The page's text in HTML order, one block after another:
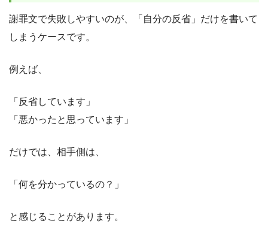
謝罪文で失敗しやすいのが、「自分の反省」だけを書いて
しまうケースです。
例えば、
「反省しています」
「悪かったと思っています」
だけでは、相手側は、
「何を分かっているの？」
と感じることがあります。